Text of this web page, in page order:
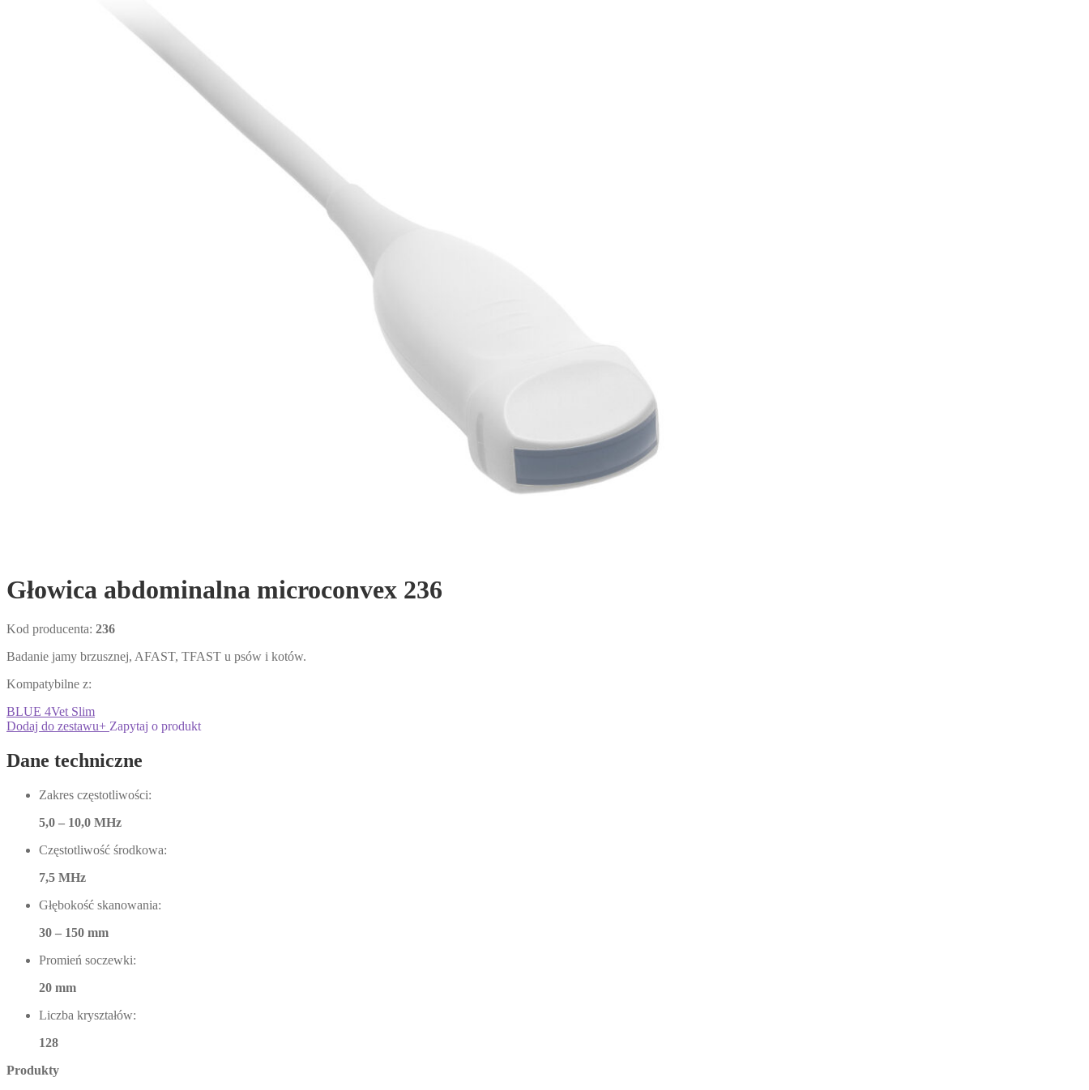
Głowica abdominalna microconvex 236
Kod producenta: 236
Badanie jamy brzusznej, AFAST, TFAST u psów i kotów.
Kompatybilne z:
BLUE 4Vet Slim
Dodaj do zestawu+ Zapytaj o produkt
Dane techniczne
Zakres częstotliwości:
5,0 – 10,0 MHz
Częstotliwość środkowa:
7,5 MHz
Głębokość skanowania:
30 – 150 mm
Promień soczewki:
20 mm
Liczba kryształów:
128
Produkty